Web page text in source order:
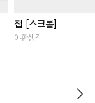
첩 [스크롤]
야한생각